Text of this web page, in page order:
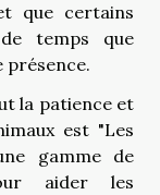
que certains
temps que
la patience et
est "Les
gamme de
aider les